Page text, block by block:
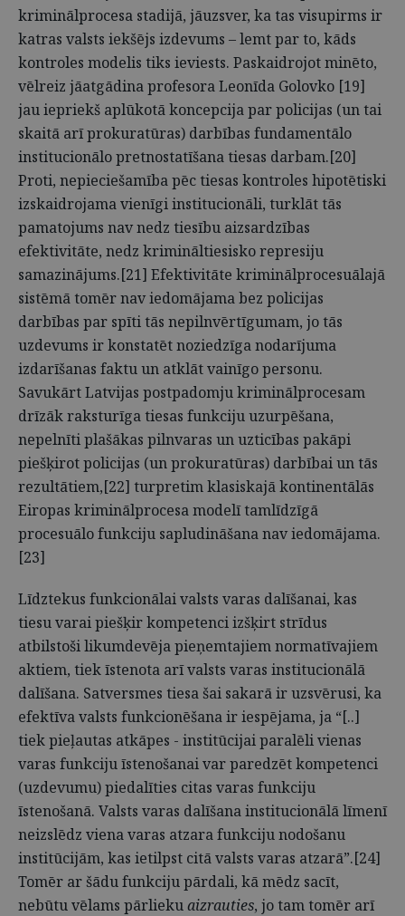
kriminālprocesa stadijā, jāuzsver, ka tas visupirms ir
katras valsts iekšējs izdevums – lemt par to, kāds
kontroles modelis tiks ieviests. Paskaidrojot minēto,
vēlreiz jāatgādina profesora Leonīda Golovko [19]
jau iepriekš aplūkotā koncepcija par policijas (un tai
skaitā arī prokuratūras) darbības fundamentālo
institucionālo pretnostatīšana tiesas darbam.[20]
Proti, nepieciešamība pēc tiesas kontroles hipotētiski
izskaidrojama vienīgi institucionāli, turklāt tās
pamatojums nav nedz tiesību aizsardzības
efektivitāte, nedz krimināltiesisko represiju
samazinājums.[21] Efektivitāte kriminālprocesuālajā
sistēmā tomēr nav iedomājama bez policijas
darbības par spīti tās nepilnvērtīgumam, jo tās
uzdevums ir konstatēt noziedzīga nodarījuma
izdarīšanas faktu un atklāt vainīgo personu.
Savukārt Latvijas postpadomju kriminālprocesam
drīzāk raksturīga tiesas funkciju uzurpēšana,
nepelnīti plašākas pilnvaras un uzticības pakāpi
piešķirot policijas (un prokuratūras) darbībai un tās
rezultātiem,[22] turpretim klasiskajā kontinentālās
Eiropas kriminālprocesa modelī tamlīdzīgā
procesuālo funkciju sapludināšana nav iedomājama.
[23]
Līdztekus funkcionālai valsts varas dalīšanai, kas
tiesu varai piešķir kompetenci izšķirt strīdus
atbilstoši likumdevēja pieņemtajiem normatīvajiem
aktiem, tiek īstenota arī valsts varas institucionālā
dalīšana. Satversmes tiesa šai sakarā ir uzsvērusi, ka
efektīva valsts funkcionēšana ir iespējama, ja “[..]
tiek pieļautas atkāpes - institūcijai paralēli vienas
varas funkciju īstenošanai var paredzēt kompetenci
(uzdevumu) piedalīties citas varas funkciju
īstenošanā. Valsts varas dalīšana institucionālā līmenī
neizslēdz viena varas atzara funkciju nodošanu
institūcijām, kas ietilpst citā valsts varas atzarā”.[24]
Tomēr ar šādu funkciju pārdali, kā mēdz sacīt,
nebūtu vēlams pārliekuaizrauties, jo tam tomēr arī